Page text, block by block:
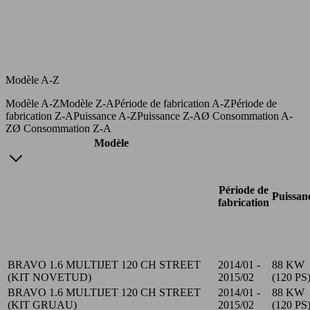
Modèle A-Z
Modèle A-ZModèle Z-APériode de fabrication A-ZPériode de
fabrication Z-APuissance A-ZPuissance Z-AØ Consommation A-
ZØ Consommation Z-A
Modèle
Période de
fabrication
BRAVO 1.6 MULTIJET 120 CH STREET
(KIT NOVETUD)
2014/01 -
2015/02
88 KW
(120 PS)
BRAVO 1.6 MULTIJET 120 CH STREET
(KIT GRUAU)
2014/01 -
2015/02
88 KW
(120 PS)